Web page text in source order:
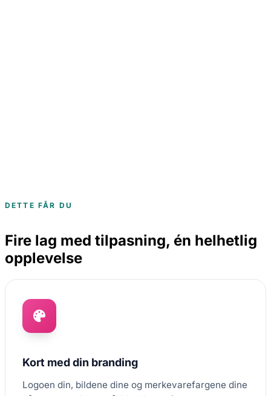
DETTE FÅR DU
Fire lag med tilpasning, én helhetlig
opplevelse
Kort med din branding
Logoen din, bildene dine og merkevarefargene dine